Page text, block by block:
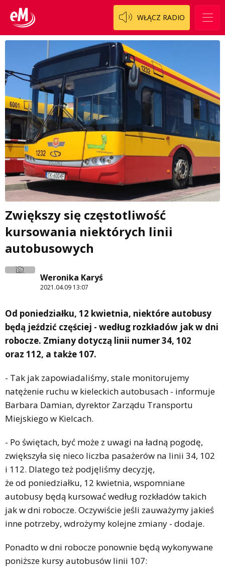
WŁĄCZ RADIO
Zwiększy się częstotliwość
kursowania niektórych linii
autobusowych
Weronika Karyś
2021.04.09 13:07
Od poniedziałku, 12 kwietnia, niektóre autobusy
będą jeździć częściej - według rozkładów jak w dni
robocze. Zmiany dotyczą linii numer 34, 102
oraz 112, a także 107.
- Tak jak zapowiadaliśmy, stale monitorujemy
natężenie ruchu w kieleckich autobusach - informuje
Barbara Damian, dyrektor Zarządu Transportu
Miejskiego w Kielcach.
- Po świętach, być może z uwagi na ładną pogodę,
zwiększyła się nieco liczba pasażerów na linii 34, 102
i 112. Dlatego też podjęliśmy decyzję,
że od poniedziałku, 12 kwietnia, wspomniane
autobusy będą kursować według rozkładów takich
jak w dni robocze. Oczywiście jeśli zauważymy jakieś
inne potrzeby, wdrożymy kolejne zmiany - dodaje.
Ponadto w dni robocze ponownie będą wykonywane
poniższe kursy autobusów linii 107: